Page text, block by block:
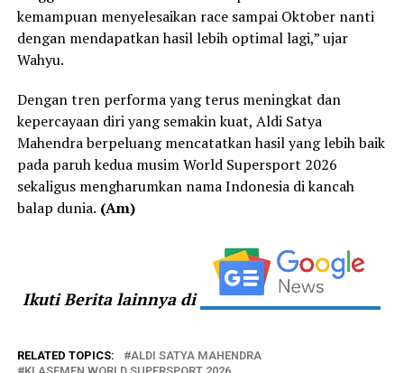
kemampuan menyelesaikan race sampai Oktober nanti
dengan mendapatkan hasil lebih optimal lagi,” ujar
Wahyu.
Dengan tren performa yang terus meningkat dan
kepercayaan diri yang semakin kuat, Aldi Satya
Mahendra berpeluang mencatatkan hasil yang lebih baik
pada paruh kedua musim World Supersport 2026
sekaligus mengharumkan nama Indonesia di kancah
balap dunia. (Am)
Ikuti Berita lainnya di
RELATED TOPICS:
ALDI SATYA MAHENDRA